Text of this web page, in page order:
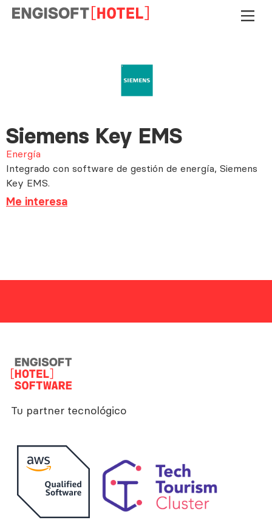
Siemens Key EMS
Energía
Integrado con software de gestión de energía, Siemens
Key EMS.
Me interesa
Tu partner tecnológico